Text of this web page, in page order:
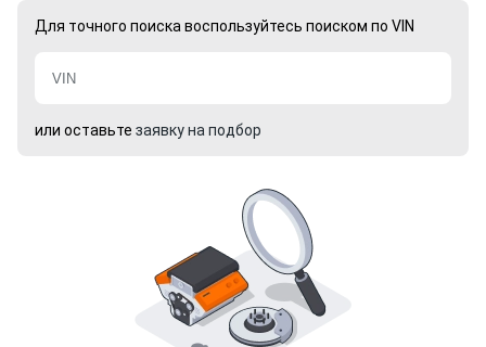
Для точного поиска воспользуйтесь поиском по VIN
или оставьте заявку на подбор